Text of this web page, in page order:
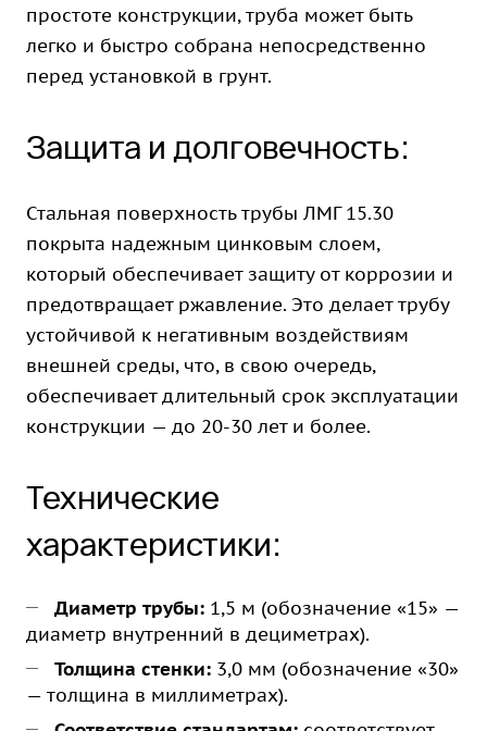
простоте конструкции, труба может быть
легко и быстро собрана непосредственно
перед установкой в грунт.
Защита и долговечность:
Стальная поверхность трубы ЛМГ 15.30
покрыта надежным цинковым слоем,
который обеспечивает защиту от коррозии и
предотвращает ржавление. Это делает трубу
устойчивой к негативным воздействиям
внешней среды, что, в свою очередь,
обеспечивает длительный срок эксплуатации
конструкции — до 20-30 лет и более.
Технические
характеристики:
Диаметр трубы: 1,5 м (обозначение «15» —
диаметр внутренний в дециметрах).
Толщина стенки: 3,0 мм (обозначение «30»
— толщина в миллиметрах).